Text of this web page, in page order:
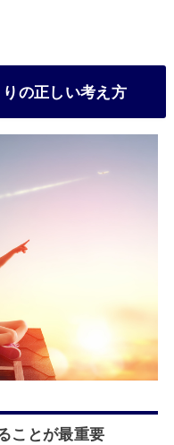
の正しい考え方
ことが最重要